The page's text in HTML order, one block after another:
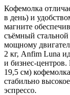
Кофемолка
в день) и
магните
съёмный
мощному
2 кг, Anfim Luna
и бизнес-
19,5 см)
стабильно
эспрессо.